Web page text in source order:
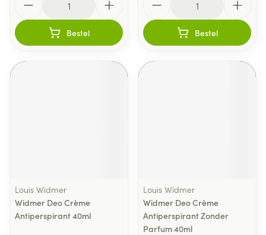
Bestel Bestel
Louis Widmer
Widmer Deo Crème
Antiperspirant 40ml
Louis Widmer
Widmer Deo Crème
Antiperspirant Zonder
Parfum 40ml